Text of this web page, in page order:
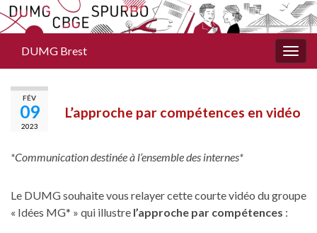
DUMG Brest
FÉV
09
2023
L’approche par compétences en vidéo
*Communication destinée à l’ensemble des internes*
Le DUMG souhaite vous relayer cette courte vidéo du groupe
« Idées MG* » qui illustre l’approche par compétences :